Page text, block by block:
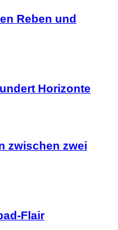
Reben und
Horizonte
zwischen zwei
Flair